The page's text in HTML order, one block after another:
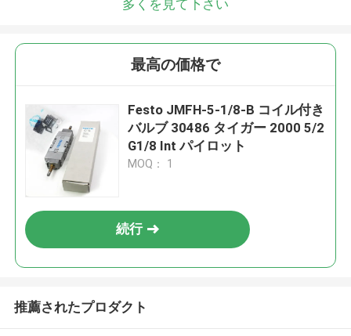
多くを見て下さい
最高の価格で
Festo JMFH-5-1/8-B コイル付き
バルブ 30486 タイガー 2000 5/2
G1/8 Int パイロット
MOQ： 1
続行
推薦されたプロダクト